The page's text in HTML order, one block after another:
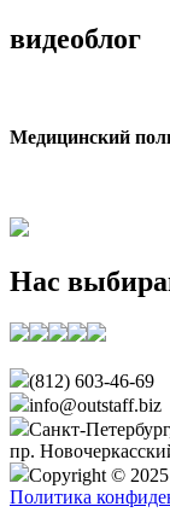
видеоблог
Медицинский
Нас
(812) 603-46-69
info@outstaff.biz
Санкт-
пр.
Copyright © 2025
Политика